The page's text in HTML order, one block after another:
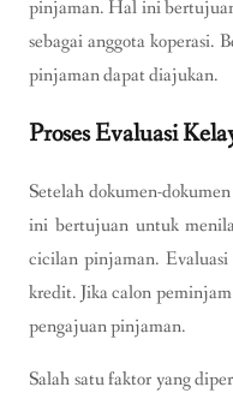
pinjaman. Hal ini
sebagai anggota koperasi.
pinjaman dapat diajukan.
Proses Evaluasi
Setelah dokumen-
ini bertujuan untuk
cicilan pinjaman. Evaluasi
kredit. Jika calon
pengajuan pinjaman.
Salah satu faktor yang